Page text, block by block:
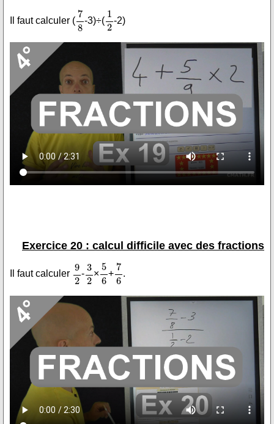
Il faut calculer ( -3)÷( -2)
Exercice 20 : calcul difficile avec des fractions
Il faut calculer - × + .